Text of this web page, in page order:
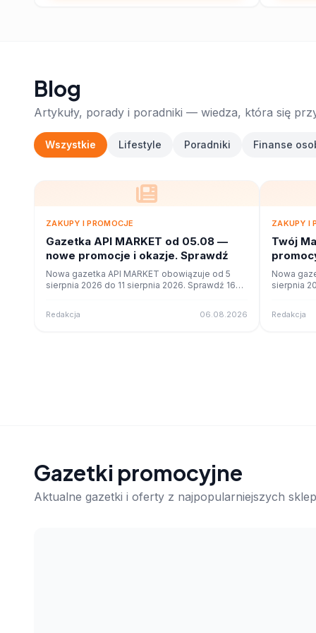
Blog
Artykuły, porady i poradniki — wiedza, która się
Wszystkie Lifestyle Poradniki Finanse
ZAKUPY I PROMOCJE
Gazetka API MARKET od 05.08 —
nowe promocje i okazje. Sprawdź
Nowa gazetka API MARKET obowiązuje od 5
sierpnia 2026 do 11 sierpnia 2026. Sprawdź 16
Redakcja 06.08.2026
ZAKUPY I
Twój
Nowa
sierpnia
Redakcja
Gazetki promocyjne
Aktualne gazetki i oferty z najpopularniejszych